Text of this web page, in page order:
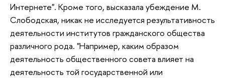
Интернете". Кроме того, высказала убеждение М.
Слободская, никак не исследуется результативность
деятельности институтов гражданского общества
различного рода. "Например, каким образом
деятельность общественного совета влияет на
деятельность той государственной или